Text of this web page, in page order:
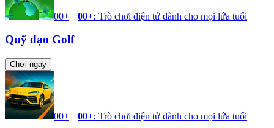
00+ 00+: Trò chơi điện tử dành cho mọi lứa tuổi
Quỹ đạo Golf
Chơi ngay
00+ 00+: Trò chơi điện tử dành cho mọi lứa tuổi